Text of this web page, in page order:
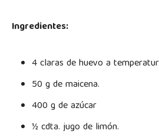
Ingredientes:
4 claras de huevo a
50 g de maicena.
400 g de azúcar
½ cdta. jugo de limón.